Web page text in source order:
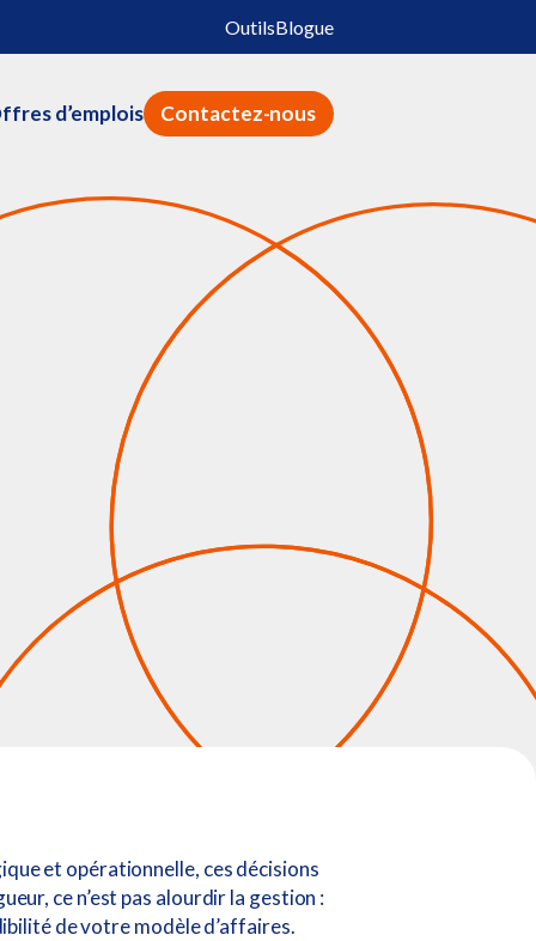
OutilsBlogue
d’emplois Contactez-nous
et opérationnelle, ces décisions
ce n’est pas alourdir la gestion :
de votre modèle d’affaires.